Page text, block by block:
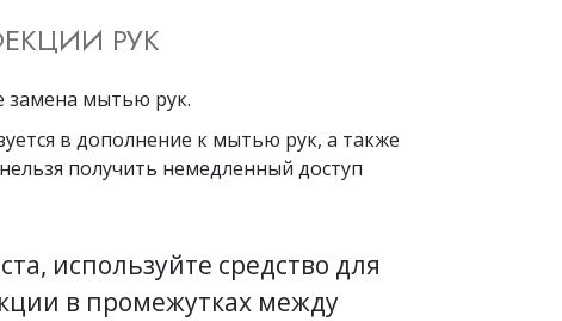
РУК
замена мытью рук.
в дополнение к мытью рук, а также
получить немедленный доступ
используйте средство для
в промежутках между